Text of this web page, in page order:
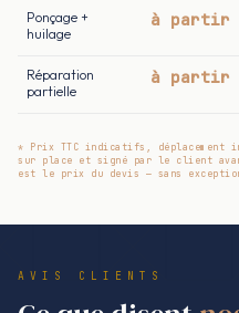
Ponçage +
huilage
à partir
Réparation
partielle
à partir
* Prix TTC indicatifs,
sur place et signé par le client
est le prix du devis — sans
AVIS CLIENTS